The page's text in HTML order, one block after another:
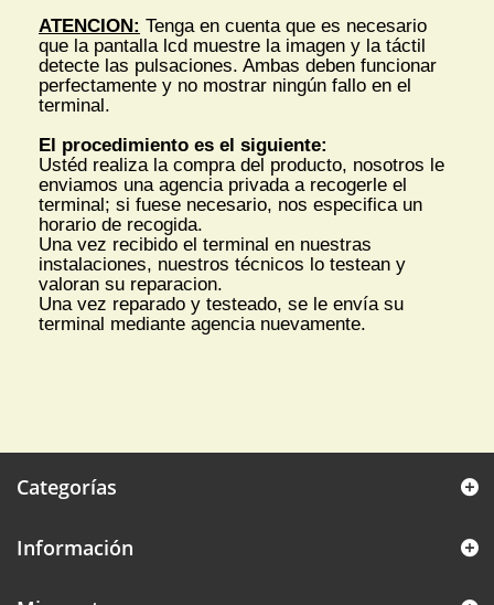
ATENCION: Tenga en cuenta que es necesario
que la pantalla lcd muestre la imagen y la táctil
detecte las pulsaciones. Ambas deben funcionar
perfectamente y no mostrar ningún fallo en el
terminal.
El procedimiento es el siguiente:
Ustéd realiza la compra del producto, nosotros le
enviamos una agencia privada a recogerle el
terminal; si fuese necesario, nos especifica un
horario de recogida.
Una vez recibido el terminal en nuestras
instalaciones, nuestros técnicos lo testean y
valoran su reparacion.
Una vez reparado y testeado, se le envía su
terminal mediante agencia nuevamente.
Categorías
Información